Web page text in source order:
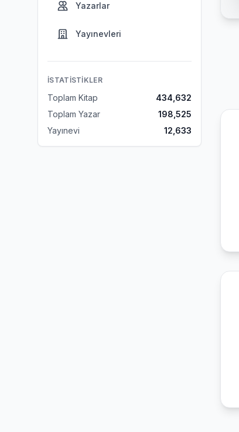
Yazarlar
Yayınevleri
İSTATISTIKLER
Toplam Kitap
434,632
Toplam Yazar
198,525
Yayınevi
12,633